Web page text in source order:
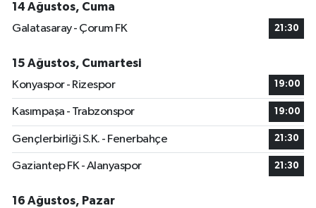
14 Ağustos, Cuma
Galatasaray - Çorum FK
21:30
15 Ağustos, Cumartesi
Konyaspor - Rizespor
19:00
Kasımpaşa - Trabzonspor 19:00
Gençlerbirliği S.K. - Fenerbahçe 21:30
Gaziantep FK - Alanyaspor 21:30
16 Ağustos, Pazar